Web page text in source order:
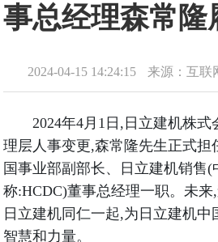
事总经理森常隆
2024-04-15 14:24:15 来源：互联
2024年4月1日,日立建机株
理层人事变更,森常隆先生正式担
国事业部副部长、日立建机销售
称:HCDC)董事总经理一职。未
日立建机同仁一起,为日立建机
智慧和力量。